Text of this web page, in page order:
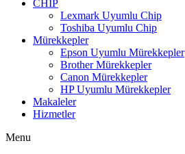
CHIP
Lexmark Uyumlu Chip
Toshiba Uyumlu Chip
Mürekkepler
Epson Uyumlu Mürekkepler
Brother Mürekkepler
Canon Mürekkepler
HP Uyumlu Mürekkepler
Makaleler
Hizmetler
Menu